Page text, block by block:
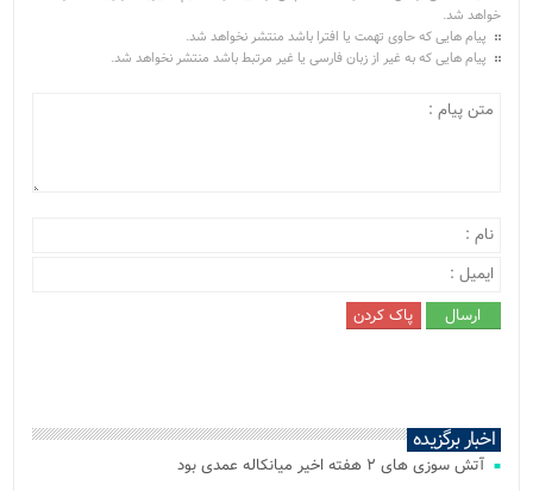
خواهد شد.
پیام هایی که حاوی تهمت یا افترا باشد منتشر نخواهد شد.
پیام هایی که به غیر از زبان فارسی یا غیر مرتبط باشد منتشر نخواهد شد.
اخبار برگزیده
آتش‌ سوزی‌ های ۲ هفته اخیر میانکاله عمدی بود